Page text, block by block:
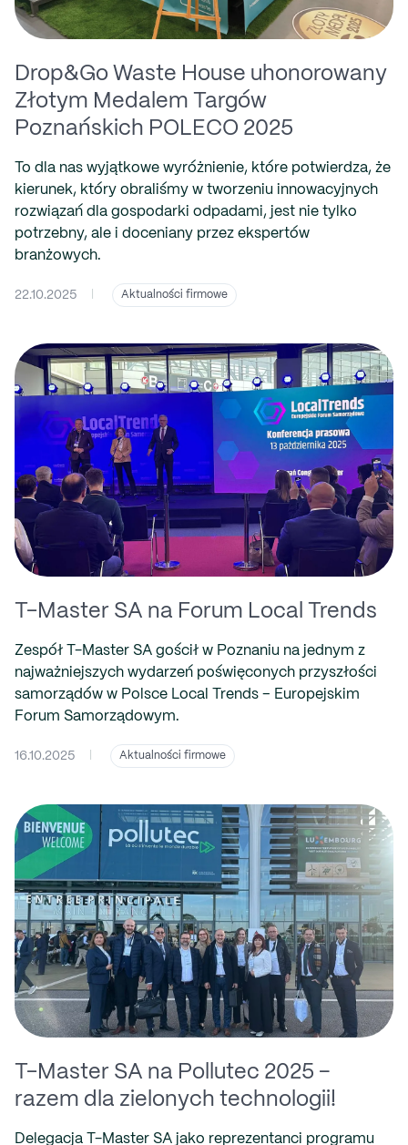
Drop&Go Waste House uhonorowany
Złotym Medalem Targów
Poznańskich POLECO 2025
To dla nas wyjątkowe wyróżnienie, które potwierdza, że
kierunek, który obraliśmy w tworzeniu innowacyjnych
rozwiązań dla gospodarki odpadami, jest nie tylko
potrzebny, ale i doceniany przez ekspertów
branżowych.
22.10.2025 Aktualności firmowe
T-Master SA na Forum Local Trends
Zespół T-Master SA gościł w Poznaniu na jednym z
najważniejszych wydarzeń poświęconych przyszłości
samorządów w Polsce Local Trends – Europejskim
Forum Samorządowym.
16.10.2025 Aktualności firmowe
T-Master SA na Pollutec 2025 –
razem dla zielonych technologii!
Delegacja T-Master SA jako reprezentanci programu